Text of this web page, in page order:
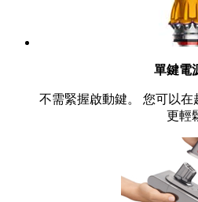
單鍵電
不需緊握啟動鍵。 您可以
更輕